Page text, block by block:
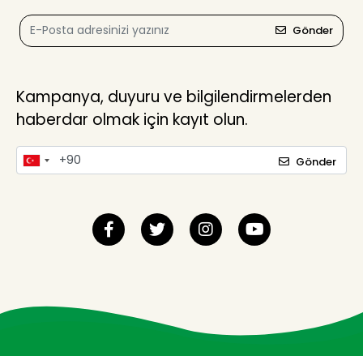
Gönder
Kampanya, duyuru ve bilgilendirmelerden
haberdar olmak için kayıt olun.
Gönder